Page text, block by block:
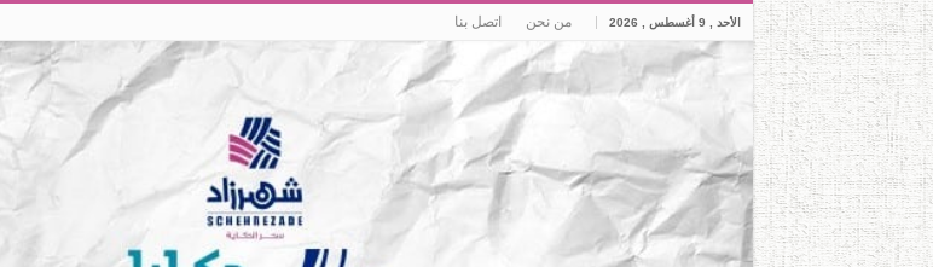
الأحد , 9 أغسطس , 2026 من نحن اتصل بنا